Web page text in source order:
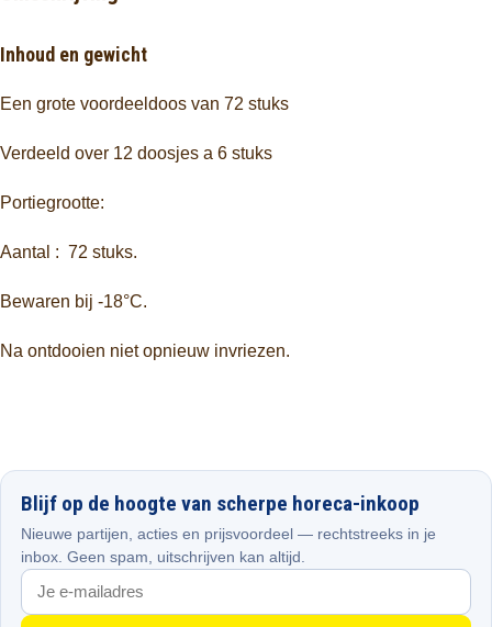
Inhoud en gewicht
Een grote voordeeldoos van 72 stuks
Verdeeld over 12 doosjes a 6 stuks
Portiegrootte:
Aantal : 72 stuks.
Bewaren bij -18°C.
Na ontdooien niet opnieuw invriezen.
Blijf op de hoogte van scherpe horeca-inkoop
Nieuwe partijen, acties en prijsvoordeel — rechtstreeks in je
inbox. Geen spam, uitschrijven kan altijd.